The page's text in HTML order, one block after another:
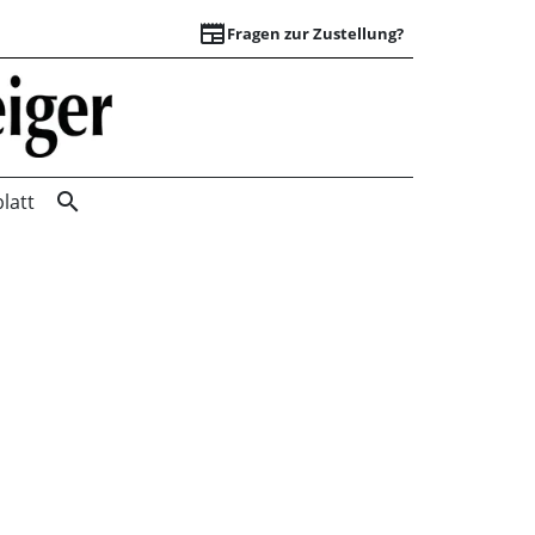
newspaperFragen zur Zustellung?
Suchergebnisse |
search